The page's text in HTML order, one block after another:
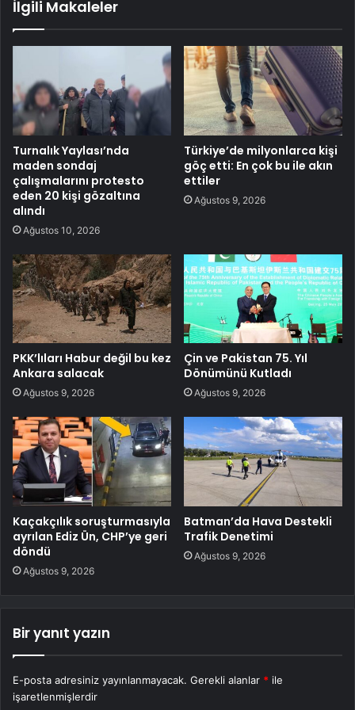
İlgili Makaleler
Turnalık Yaylası’nda
maden sondaj
çalışmalarını protesto
eden 20 kişi gözaltına
alındı
Ağustos 10, 2026
Türkiye’de milyonlarca kişi
göç etti: En çok bu ile akın
ettiler
Ağustos 9, 2026
PKK’lıları Habur değil bu kez
Ankara salacak
Ağustos 9, 2026
Çin ve Pakistan 75. Yıl
Dönümünü Kutladı
Ağustos 9, 2026
Kaçakçılık soruşturmasıyla
ayrılan Ediz Ün, CHP’ye geri
döndü
Ağustos 9, 2026
Batman’da Hava Destekli
Trafik Denetimi
Ağustos 9, 2026
Bir yanıt yazın
E-posta adresiniz yayınlanmayacak. Gerekli alanlar * ile
işaretlenmişlerdir